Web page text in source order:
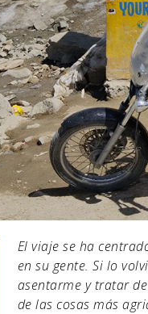
El viaje se ha
en su gente. Si lo
asentarme y tratar
de las cosas más